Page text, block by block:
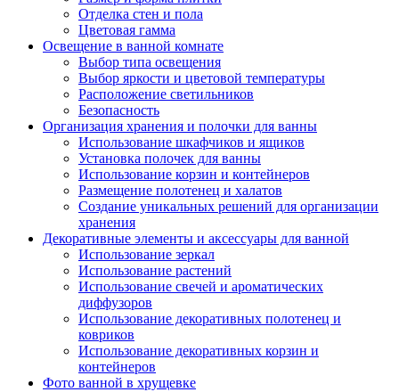
Отделка стен и пола
Цветовая гамма
Освещение в ванной комнате
Выбор типа освещения
Выбор яркости и цветовой температуры
Расположение светильников
Безопасность
Организация хранения и полочки для ванны
Использование шкафчиков и ящиков
Установка полочек для ванны
Использование корзин и контейнеров
Размещение полотенец и халатов
Создание уникальных решений для организации
хранения
Декоративные элементы и аксессуары для ванной
Использование зеркал
Использование растений
Использование свечей и ароматических
диффузоров
Использование декоративных полотенец и
ковриков
Использование декоративных корзин и
контейнеров
Фото ванной в хрущевке